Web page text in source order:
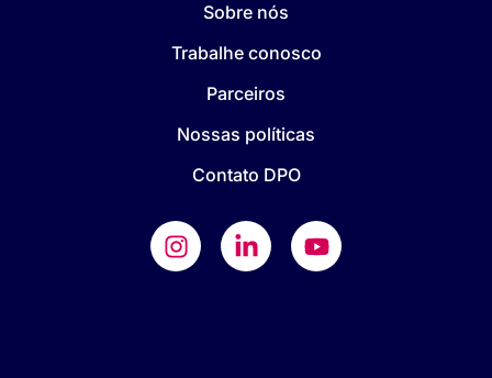
Sobre nós
Trabalhe conosco
Parceiros
Nossas políticas
Contato DPO